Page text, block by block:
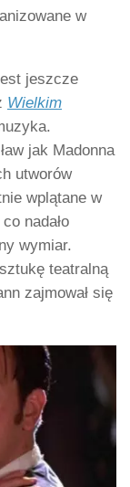
w
jeszcze
Wielkim
jak Madonna
utworów
wplątane w
nadało
wymiar.
teatralną
zajmował się